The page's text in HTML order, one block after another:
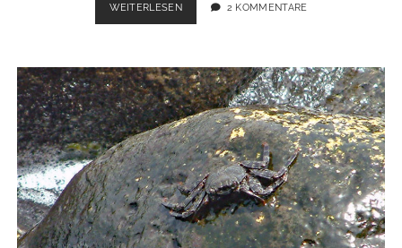
WEITERLESENWENN
ANDERE
WOLLEN
–
PSALM
27
2 KOMMENTARE